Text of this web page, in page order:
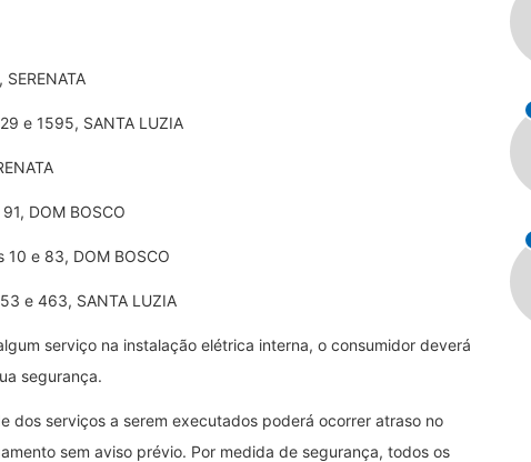
e 1595, SANTA LUZIA
DOM BOSCO
10 e 83, DOM BOSCO
e 463, SANTA LUZIA
serviço na instalação elétrica interna, o consumidor deverá
segurança.
dos serviços a serem executados poderá ocorrer atraso no
sem aviso prévio. Por medida de segurança, todos os